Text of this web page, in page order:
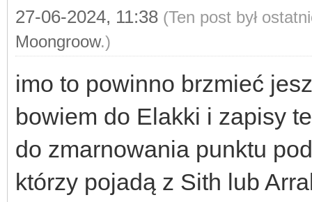
27-06-2024, 11:38 (Ten post był
Moongroow.)
imo to powinno brzmieć
bowiem do Elakki i zapisy
do zmarnowania punktu
którzy pojadą z Sith lub